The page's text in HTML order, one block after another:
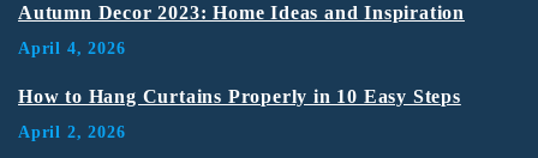
Autumn Decor 2023: Home Ideas and Inspiration
April 4, 2026
How to Hang Curtains Properly in 10 Easy Steps
April 2, 2026